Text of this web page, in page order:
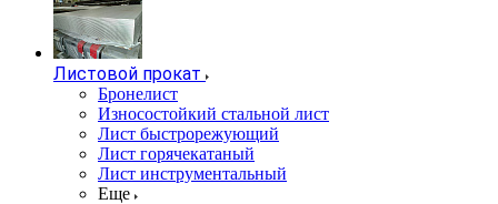
Листовой прокат
Бронелист
Износостойкий стальной лист
Лист быстрорежующий
Лист горячекатаный
Лист инструментальный
Еще